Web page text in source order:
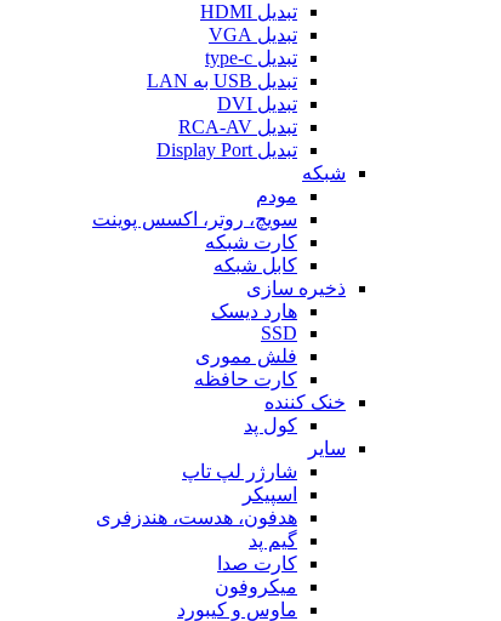
تبدیل HDMI
تبدیل VGA
تبدیل type-c
تبدیل USB به LAN
تبدیل DVI
تبدیل RCA-AV
تبدیل Display Port
شبکه
مودم
سویچ، روتر، اکسس پوینت
کارت شبکه
کابل شبکه
ذخیره سازی
هارد دیسک
SSD
فلش مموری
کارت حافظه
خنک کننده
کول پد
سایر
شارژر لپ تاپ
اسپیکر
هدفون، هدست، هندزفری
گیم پد
کارت صدا
میکروفون
ماوس و کیبورد